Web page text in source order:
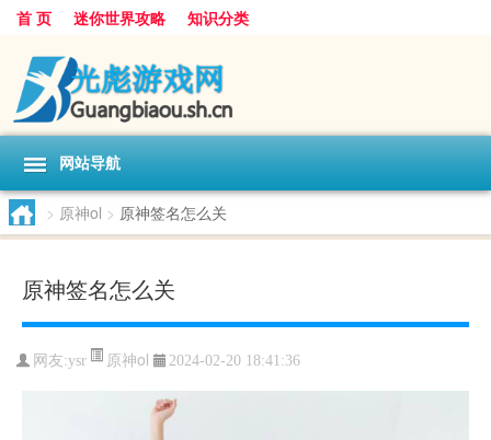
首 页 迷你世界攻略 知识分类
网站导航
> 原神ol > 原神签名怎么关
原神签名怎么关
网友:ysr 原神ol 2024-02-20 18:41:36